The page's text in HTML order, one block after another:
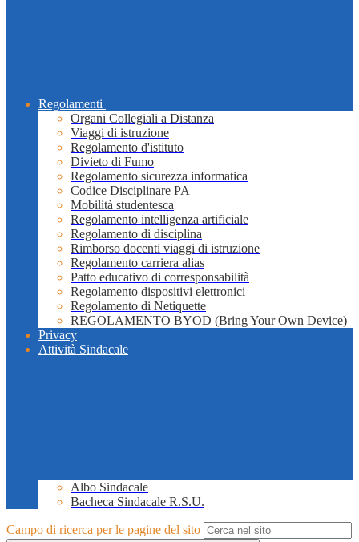
Regolamenti
Organi Collegiali a Distanza
Viaggi di istruzione
Regolamento d'istituto
Divieto di Fumo
Regolamento sicurezza informatica
Codice Disciplinare PA
Mobilità studentesca
Regolamento intelligenza artificiale
Regolamento di disciplina
Rimborso docenti viaggi di istruzione
Regolamento carriera alias
Patto educativo di corresponsabilità
Regolamento dispositivi elettronici
Regolamento di Netiquette
REGOLAMENTO BYOD (Bring Your Own Device)
Privacy
Attività Sindacale
Albo Sindacale
Bacheca Sindacale R.S.U.
Campo di ricerca per le pagine del sito